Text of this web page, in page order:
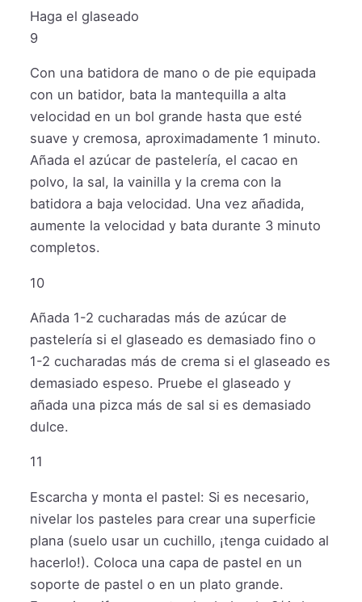
Haga el glaseado
9
Con una batidora de mano o de pie equipada
con un batidor, bata la mantequilla a alta
velocidad en un bol grande hasta que esté
suave y cremosa, aproximadamente 1 minuto.
Añada el azúcar de pastelería, el cacao en
polvo, la sal, la vainilla y la crema con la
batidora a baja velocidad. Una vez añadida,
aumente la velocidad y bata durante 3 minuto
completos.
10
Añada 1-2 cucharadas más de azúcar de
pastelería si el glaseado es demasiado fino o
1-2 cucharadas más de crema si el glaseado es
demasiado espeso. Pruebe el glaseado y
añada una pizca más de sal si es demasiado
dulce.
11
Escarcha y monta el pastel: Si es necesario,
nivelar los pasteles para crear una superficie
plana (suelo usar un cuchillo, ¡tenga cuidado al
hacerlo!). Coloca una capa de pastel en un
soporte de pastel o en un plato grande.